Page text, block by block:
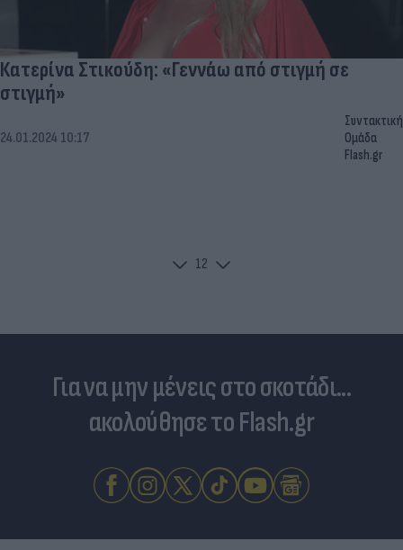
Κατερίνα Στικούδη: «Γεννάω από στιγμή σε
στιγμή»
24.01.2024 10:17
Συντακτική
Ομάδα
Flash.gr
12
Για να μην μένεις στο σκοτάδι...
ακολούθησε το Flash.gr